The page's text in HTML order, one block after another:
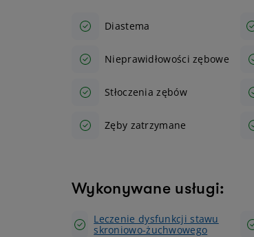
Diastema
Nieprawidłowości zębowe
Stłoczenia zębów
Zęby zatrzymane
Wykonywane usługi:
Leczenie dysfunkcji stawu
skroniowo-żuchwowego